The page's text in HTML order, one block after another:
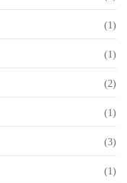
(1)
(1)
(2)
(1)
(3)
(1)